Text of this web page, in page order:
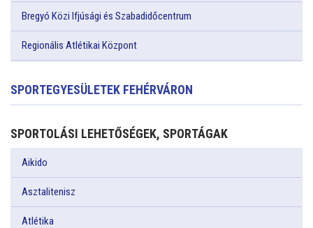
Bregyó Közi Ifjúsági és Szabadidőcentrum
Regionális Atlétikai Központ
SPORTEGYESÜLETEK FEHÉRVÁRON
SPORTOLÁSI LEHETŐSÉGEK, SPORTÁGAK
Aikido
Asztalitenisz
Atlétika